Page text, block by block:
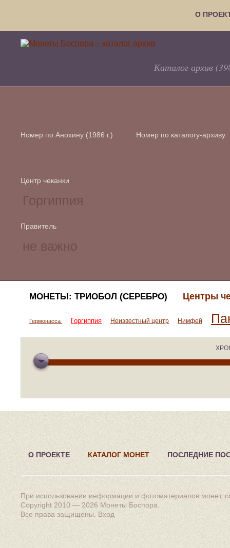
О
Каталог архив
Номер по Анохину (1986 г.) Номер по каталогу-архиву
Центр чеканки
Правитель
МОНЕТЫ: ТРИОБОЛ (СЕРЕБРО) Центры
Гермонасса Горгиппия Неизвестный центр Нимфей
О ПРОЕКТЕ КАТАЛОГ МОНЕТ ПОСЛЕДНИЕ
При использовании информации и фотоматериалов монет,
Copyright 2010 — 2026 Монеты Боспора
Все права защищены. Вход